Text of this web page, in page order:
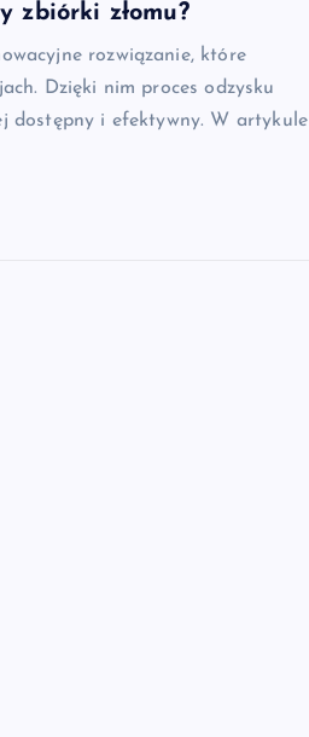
zbiórki złomu?
rozwiązanie, które
Dzięki nim proces odzysku
dostępny i efektywny. W artykule